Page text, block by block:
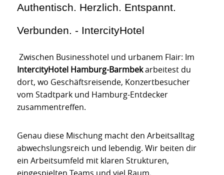
Authentisch. Herzlich. Entspannt.
Verbunden. - IntercityHotel
Zwischen Businesshotel und urbanem Flair: Im
IntercityHotel Hamburg-Barmbekarbeitest du
dort, wo Geschäftsreisende, Konzertbesucher
vom Stadtpark und Hamburg-Entdecker
zusammentreffen.
Genau diese Mischung macht den Arbeitsalltag
abwechslungsreich und lebendig. Wir beiten dir
ein Arbeitsumfeld mit klaren Strukturen,